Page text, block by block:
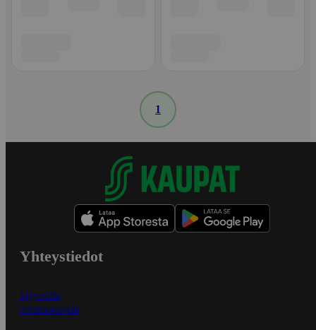
1
Yhteystiedot
Myymälät
Asiakaspalvelu